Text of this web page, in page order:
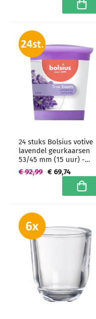
In
24 stuks Bolsius votive
lavendel geurkaarsen
53/45 mm (15 uur) -
grootverpakking
€ 69,74
€ 92,99
In